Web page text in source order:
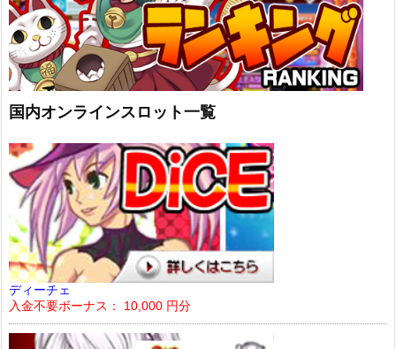
国内オンラインスロット一覧
ディーチェ
入金不要ボーナス： 10,000 円分